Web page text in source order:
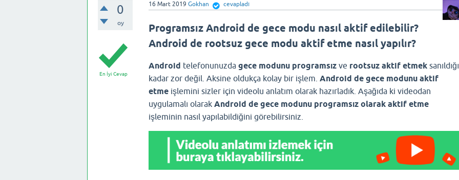
0
oy
16 Mart 2019 Gokhan cevapladı
En İyi Cevap
Programsız Android de gece modu nasıl aktif edilebilir?
Android de rootsuz gece modu aktif etme nasıl yapılır?
Android telefonunuzda gece modunu programsızve rootsuz aktif etmeksanıldığı
kadar zor değil. Aksine oldukça kolay bir işlem. Android de gece modunu aktif
etmeişlemini sizler için videolu anlatım olarak hazırladık. Aşağıda ki videodan
uygulamalı olarak Android de gece modunu programsız olarak aktif etme
işleminin nasıl yapılabildiğini görebilirsiniz.